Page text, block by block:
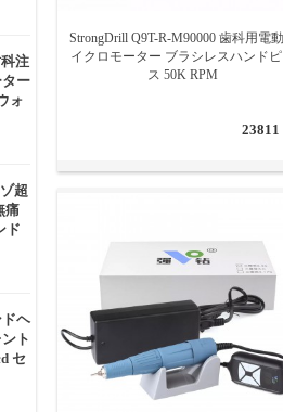
注
ー
ォ
超
痛
ド
ヘ
ト
セ
StrongDrill Q9T-R-M90000 歯科用電
イクロモーター ブラシレスハンド
ス 50K RPM
23811